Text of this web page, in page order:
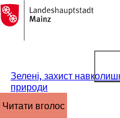
Перейти до змісту
На
головну
сторінку
Зелені, захист
природи
читати вголос